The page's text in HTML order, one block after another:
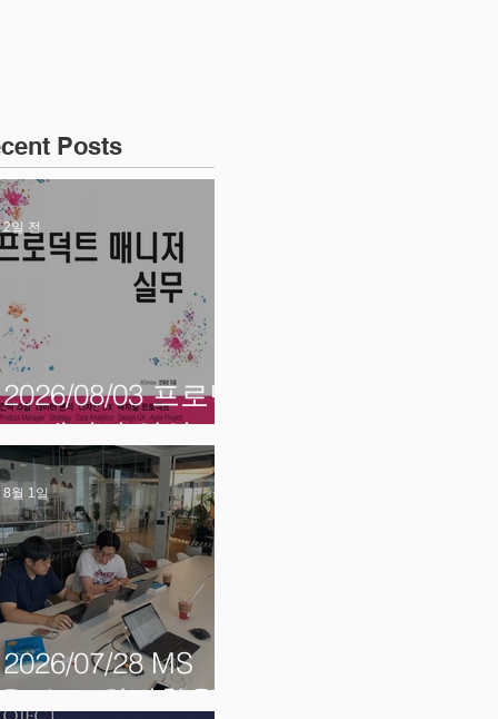
Posts
2026/08/03 프로덕
트 매니저 양성
2일 전
2026/07/28 MS
Project 완벽활용
8월 1일